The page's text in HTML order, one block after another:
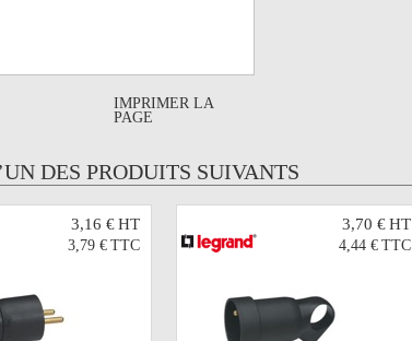
IMPRIMER LA
PAGE
DES PRODUITS SUIVANTS
3,16 €HT
3,79 € TTC
3,70 €HT
4,44 € TTC